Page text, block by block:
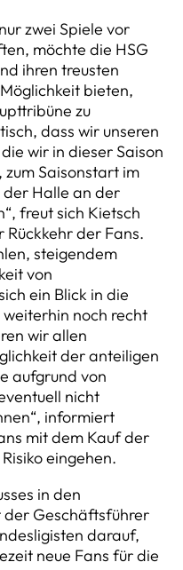
zwei Spiele vor
möchte die HSG
ihren treusten
bieten,
zu
dass wir unseren
wir in dieser Saison
Saisonstart im
der Halle an der
freut sich Kietsch
Rückkehr der Fans.
steigendem
von
ein Blick in die
noch recht
wir allen
der anteiligen
aufgrund von
nicht
informiert
mit dem Kauf der
eingehen.
in den
Geschäftsführer
darauf,
neue Fans für die